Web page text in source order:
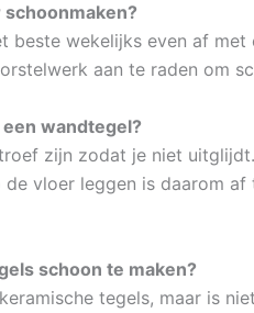
schoonmaken?
beste wekelijks even af
aan te raden om
wandtegel?
zijn zodat je niet
vloer leggen is daarom
schoon te maken?
tegels, maar is